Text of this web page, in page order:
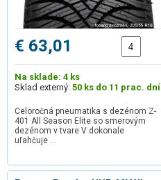
€ 63,01
Na sklade: 4 ks
Sklad externý: 50 ks do 11 prac. dní
Celoročná pneumatika s dezénom Z-
401 All Season Elite so smerovým
dezénom v tvare V dokonale
uľahčuje …